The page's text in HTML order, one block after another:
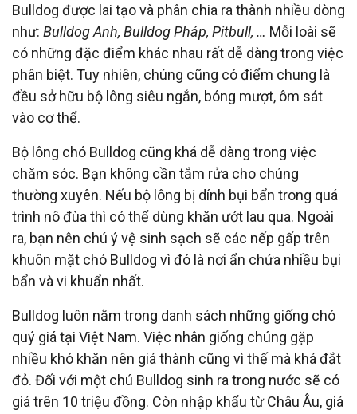
Bulldog được lai tạo và phân chia ra thành nhiều dòng
như: Bulldog Anh, Bulldog Pháp, Pitbull, … Mỗi loài sẽ
có những đặc điểm khác nhau rất dễ dàng trong việc
phân biệt. Tuy nhiên, chúng cũng có điểm chung là
đều sở hữu bộ lông siêu ngắn, bóng mượt, ôm sát
vào cơ thể.
Bộ lông chó Bulldog cũng khá dễ dàng trong việc
chăm sóc. Bạn không cần tắm rửa cho chúng
thường xuyên. Nếu bộ lông bị dính bụi bẩn trong quá
trình nô đùa thì có thể dùng khăn ướt lau qua. Ngoài
ra, bạn nên chú ý vệ sinh sạch sẽ các nếp gấp trên
khuôn mặt chó Bulldog vì đó là nơi ẩn chứa nhiều bụi
bẩn và vi khuẩn nhất.
Bulldog luôn nằm trong danh sách những giống chó
quý giá tại Việt Nam. Việc nhân giống chúng gặp
nhiều khó khăn nên giá thành cũng vì thế mà khá đắt
đỏ. Đối với một chú Bulldog sinh ra trong nước sẽ có
giá trên 10 triệu đồng. Còn nhập khẩu từ Châu Âu, giá